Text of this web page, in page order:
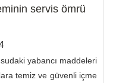
servis ömrü
yabancı maddeleri
temiz ve güvenli içme